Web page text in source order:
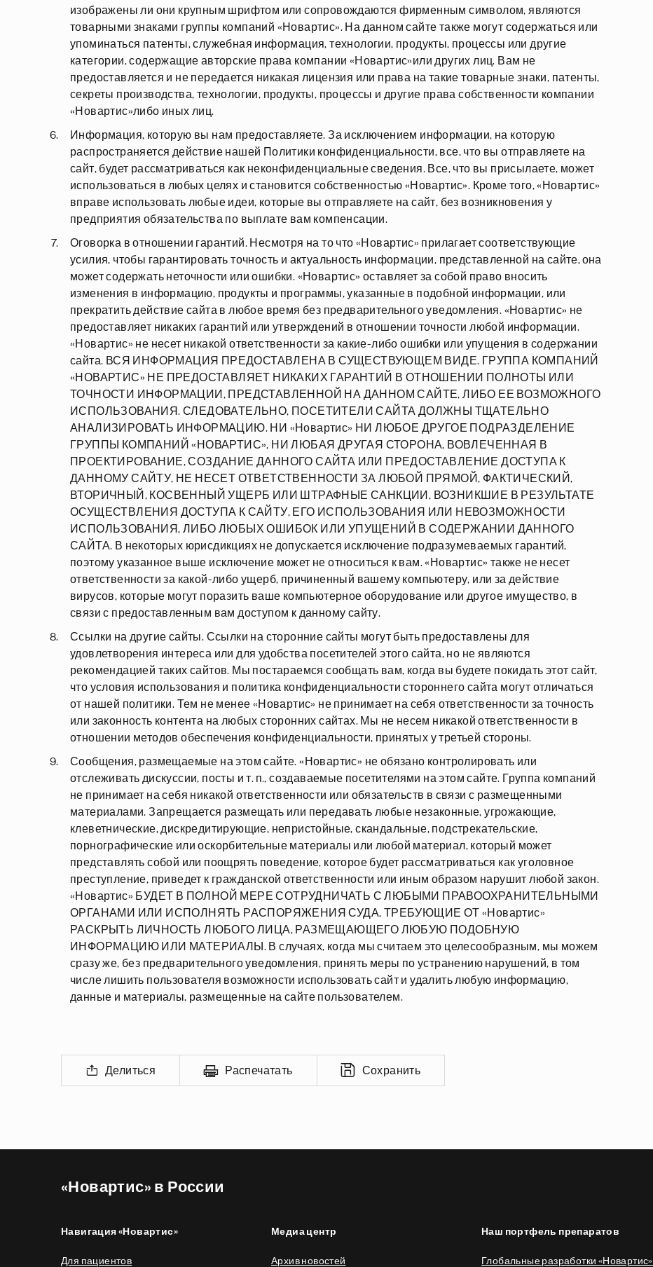
изображены ли они крупным шрифтом или сопровождаются фирменным символом, являются
товарными знаками группы компаний «Новартис». На данном сайте также могут содержаться или
упоминаться патенты, служебная информация, технологии, продукты, процессы или другие
категории, содержащие авторские права компании «Новартис»или других лиц. Вам не
предоставляется и не передается никакая лицензия или права на такие товарные знаки, патенты,
секреты производства, технологии, продукты, процессы и другие права собственности компании
«Новартис»либо иных лиц.
Информация, которую вы нам предоставляете. За исключением информации, на которую
распространяется действие нашей Политики конфиденциальности, все, что вы отправляете на
сайт, будет рассматриваться как неконфиденциальные сведения. Все, что вы присылаете, может
использоваться в любых целях и становится собственностью «Новартис». Кроме того, «Новартис»
вправе использовать любые идеи, которые вы отправляете на сайт, без возникновения у
предприятия обязательства по выплате вам компенсации.
Оговорка в отношении гарантий. Несмотря на то что «Новартис» прилагает соответствующие
усилия, чтобы гарантировать точность и актуальность информации, представленной на сайте, она
может содержать неточности или ошибки. «Новартис» оставляет за собой право вносить
изменения в информацию, продукты и программы, указанные в подобной информации, или
прекратить действие сайта в любое время без предварительного уведомления. «Новартис» не
предоставляет никаких гарантий или утверждений в отношении точности любой информации.
«Новартис» не несет никакой ответственности за какие-либо ошибки или упущения в содержании
сайта. ВСЯ ИНФОРМАЦИЯ ПРЕДОСТАВЛЕНА В СУЩЕСТВУЮЩЕМ ВИДЕ. ГРУППА КОМПАНИЙ
«НОВАРТИС» НЕ ПРЕДОСТАВЛЯЕТ НИКАКИХ ГАРАНТИЙ В ОТНОШЕНИИ ПОЛНОТЫ ИЛИ
ТОЧНОСТИ ИНФОРМАЦИИ, ПРЕДСТАВЛЕННОЙ НА ДАННОМ САЙТЕ, ЛИБО ЕЕ ВОЗМОЖНОГО
ИСПОЛЬЗОВАНИЯ. СЛЕДОВАТЕЛЬНО, ПОСЕТИТЕЛИ САЙТА ДОЛЖНЫ ТЩАТЕЛЬНО
АНАЛИЗИРОВАТЬ ИНФОРМАЦИЮ. НИ «Новартис» НИ ЛЮБОЕ ДРУГОЕ ПОДРАЗДЕЛЕНИЕ
ГРУППЫ КОМПАНИЙ «НОВАРТИС», НИ ЛЮБАЯ ДРУГАЯ СТОРОНА, ВОВЛЕЧЕННАЯ В
ПРОЕКТИРОВАНИЕ, СОЗДАНИЕ ДАННОГО САЙТА ИЛИ ПРЕДОСТАВЛЕНИЕ ДОСТУПА К
ДАННОМУ САЙТУ, НЕ НЕСЕТ ОТВЕТСТВЕННОСТИ ЗА ЛЮБОЙ ПРЯМОЙ, ФАКТИЧЕСКИЙ,
ВТОРИЧНЫЙ, КОСВЕННЫЙ УЩЕРБ ИЛИ ШТРАФНЫЕ САНКЦИИ, ВОЗНИКШИЕ В РЕЗУЛЬТАТЕ
ОСУЩЕСТВЛЕНИЯ ДОСТУПА К САЙТУ, ЕГО ИСПОЛЬЗОВАНИЯ ИЛИ НЕВОЗМОЖНОСТИ
ИСПОЛЬЗОВАНИЯ, ЛИБО ЛЮБЫХ ОШИБОК ИЛИ УПУЩЕНИЙ В СОДЕРЖАНИИ ДАННОГО
САЙТА. В некоторых юрисдикциях не допускается исключение подразумеваемых гарантий,
поэтому указанное выше исключение может не относиться к вам. «Новартис» также не несет
ответственности за какой-либо ущерб, причиненный вашему компьютеру, или за действие
вирусов, которые могут поразить ваше компьютерное оборудование или другое имущество, в
связи с предоставленным вам доступом к данному сайту.
Ссылки на другие сайты. Ссылки на сторонние сайты могут быть предоставлены для
удовлетворения интереса или для удобства посетителей этого сайта, но не являются
рекомендацией таких сайтов. Мы постараемся сообщать вам, когда вы будете покидать этот сайт,
что условия использования и политика конфиденциальности стороннего сайта могут отличаться
от нашей политики. Тем не менее «Новартис» не принимает на себя ответственности за точность
или законность контента на любых сторонних сайтах. Мы не несем никакой ответственности в
отношении методов обеспечения конфиденциальности, принятых у третьей стороны.
Сообщения, размещаемые на этом сайте. «Новартис» не обязано контролировать или
отслеживать дискуссии, посты и т. п., создаваемые посетителями на этом сайте. Группа компаний
не принимает на себя никакой ответственности или обязательств в связи с размещенными
материалами. Запрещается размещать или передавать любые незаконные, угрожающие,
клеветнические, дискредитирующие, непристойные, скандальные, подстрекательские,
порнографические или оскорбительные материалы или любой материал, который может
представлять собой или поощрять поведение, которое будет рассматриваться как уголовное
преступление, приведет к гражданской ответственности или иным образом нарушит любой закон.
«Новартис» БУДЕТ В ПОЛНОЙ МЕРЕ СОТРУДНИЧАТЬ С ЛЮБЫМИ ПРАВООХРАНИТЕЛЬНЫМИ
ОРГАНАМИ ИЛИ ИСПОЛНЯТЬ РАСПОРЯЖЕНИЯ СУДА, ТРЕБУЮЩИЕ ОТ «Новартис»
РАСКРЫТЬ ЛИЧНОСТЬ ЛЮБОГО ЛИЦА, РАЗМЕЩАЮЩЕГО ЛЮБУЮ ПОДОБНУЮ
ИНФОРМАЦИЮ ИЛИ МАТЕРИАЛЫ. В случаях, когда мы считаем это целесообразным, мы можем
сразу же, без предварительного уведомления, принять меры по устранению нарушений, в том
числе лишить пользователя возможности использовать сайт и удалить любую информацию,
данные и материалы, размещенные на сайте пользователем.
Делиться Распечатать Сохранить
«Новартис» в России
Навигация «Новартис»
Для пациентов
Медиа центр
Архив новостей
Наш портфель препаратов
Глобальные разработки «Новартис»